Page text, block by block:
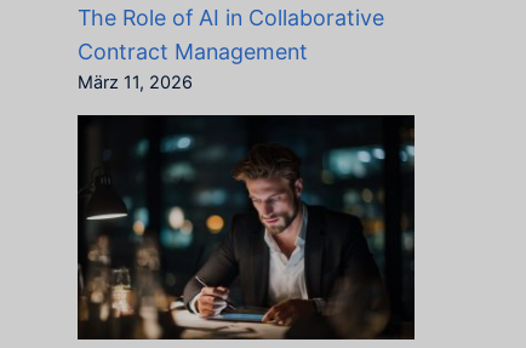
The Role of AI in Collaborative
Contract Management
März 11, 2026